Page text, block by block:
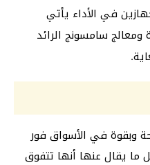
في الأداء يأتي
سامسونج الرائد
وبقوة في الأسواق فور
ما يقال عنها أنها تتفوق